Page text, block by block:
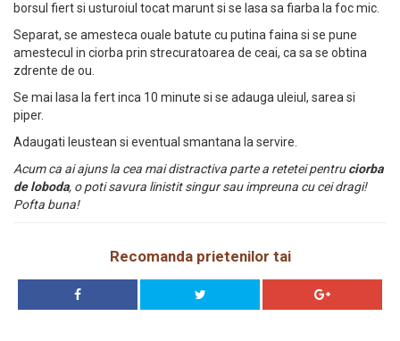
borsul fiert si usturoiul tocat marunt si se lasa sa fiarba la foc mic.
Separat, se amesteca ouale batute cu putina faina si se pune
amestecul in ciorba prin strecuratoarea de ceai, ca sa se obtina
zdrente de ou.
Se mai lasa la fert inca 10 minute si se adauga uleiul, sarea si
piper.
Adaugati leustean si eventual smantana la servire.
Acum ca ai ajuns la cea mai distractiva parte a retetei pentruciorba
de loboda, o poti savura linistit singur sau impreuna cu cei dragi!
Pofta buna!
Recomanda prietenilor tai